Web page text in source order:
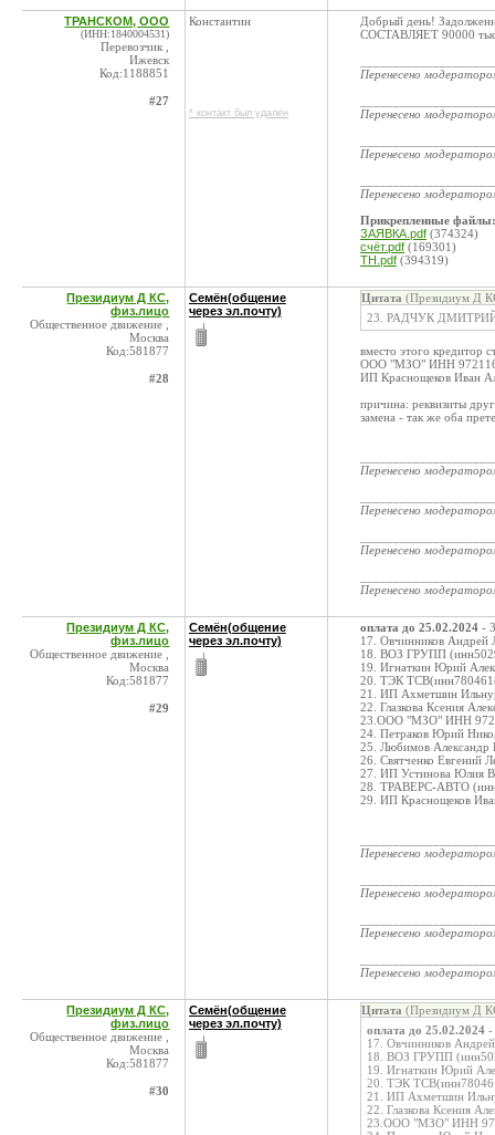
ТРАНСКОМ, ООО
(ИНН:1840004531)
Перевозчик ,
Ижевск
Код:1188851
#27
Константин
* контакт был удален
Добрый день!
СОСТАВЛЯЕТ 90000
Перенесено
Перенесено
Перенесено
Перенесено
Прикрепленные файлы:
ЗАЯВКА.pdf (374324)
счёт.pdf (169301)
ТН.pdf (394319)
Президиум Д КС,
физ.лицо
Общественное движение ,
Москва
Код:581877
#28
Семён(общение
через эл.почту)
Цитата (Президиум Д
23. РАДЧУК ДМИТРИЙ
вместо этого кредитор
ООО "МЗО" ИНН
ИП Краснощеков Иван
причина: реквизиты
замена - так же оба
Перенесено
Перенесено
Перенесено
Перенесено
Президиум Д КС,
физ.лицо
Общественное движение ,
Москва
Код:581877
#29
Семён(общение
через эл.почту)
оплата до 25.02.2024 -
17. Овчинников Андрей
18. ВОЗ ГРУПП
19. Игнаткин Юрий
20. ТЭК
21. ИП Ахметшин
22. Глазкова Ксения
23.ООО "МЗО" ИНН
24. Петраков Юрий
25. Любимов Александр
26. Святченко Евгений
27. ИП Устинова Юлия
28. ТРАВЕРС-АВТО
29. ИП Краснощеков
Перенесено
Перенесено
Перенесено
Перенесено
Президиум Д КС,
физ.лицо
Общественное движение ,
Москва
Код:581877
#30
Семён(общение
через эл.почту)
Цитата (Президиум Д
оплата до 25.02.2024 -
17. Овчинников
18. ВОЗ ГРУПП
19. Игнаткин Юрий
20. ТЭК
21. ИП Ахметшин
22. Глазкова Ксения
23.ООО "МЗО" ИНН